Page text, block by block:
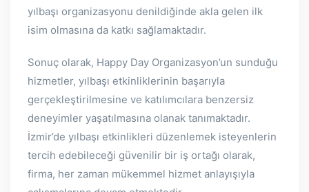
yılbaşı organizasyonu denildiğinde akla gelen ilk
isim olmasına da katkı sağlamaktadır.
Sonuç olarak, Happy Day Organizasyon’un sunduğu
hizmetler, yılbaşı etkinliklerinin başarıyla
gerçekleştirilmesine ve katılımcılara benzersiz
deneyimler yaşatılmasına olanak tanımaktadır.
İzmir’de yılbaşı etkinlikleri düzenlemek isteyenlerin
tercih edebileceği güvenilir bir iş ortağı olarak,
firma, her zaman mükemmel hizmet anlayışıyla